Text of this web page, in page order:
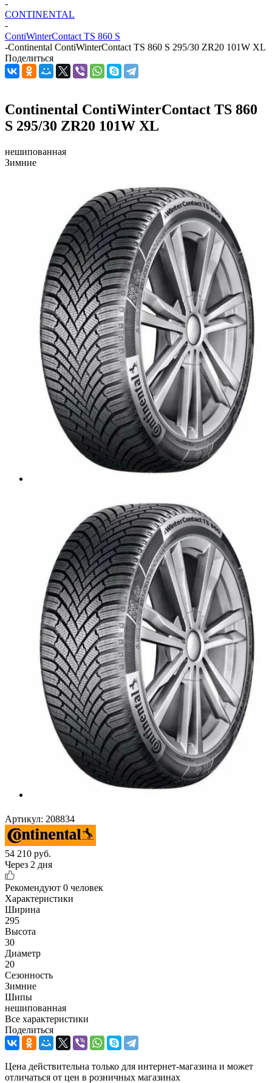
-
CONTINENTAL
-
ContiWinterContact TS 860 S
-Continental ContiWinterContact TS 860 S 295/30 ZR20 101W XL
Поделиться
Continental ContiWinterContact TS 860
S 295/30 ZR20 101W XL
нешипованная
Зимние
Артикул: 208834
54 210 руб.
Через 2 дня
Рекомендуют 0 человек
Характеристики
Ширина
295
Высота
30
Диаметр
20
Сезонность
Зимние
Шипы
нешипованная
Все характеристики
Поделиться
Цена действительна только для интернет-магазина и может
отличаться от цен в розничных магазинах